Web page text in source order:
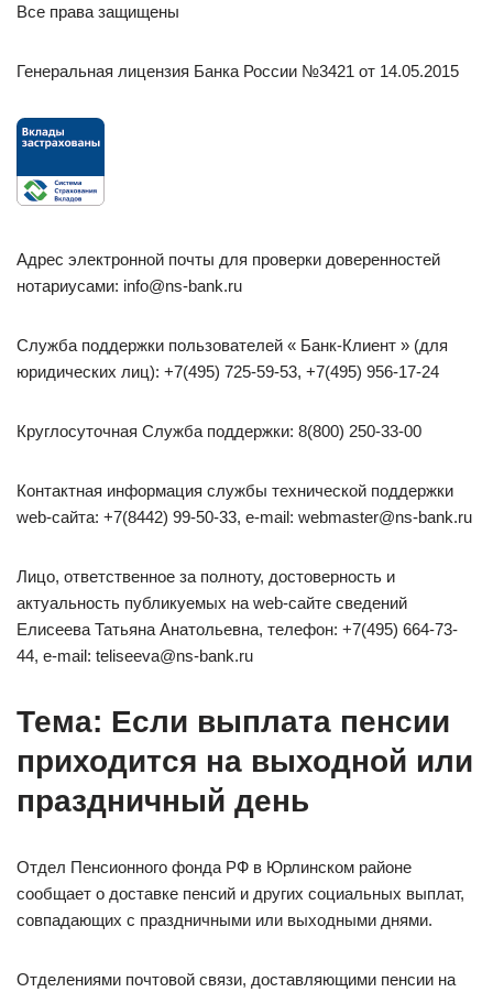
Все права защищены
Генеральная лицензия Банка России №3421 от 14.05.2015
Адрес электронной почты для проверки доверенностей
нотариусами: info@ns-bank.ru
Служба поддержки пользователей « Банк-Клиент » (для
юридических лиц): +7(495) 725-59-53, +7(495) 956-17-24
Круглосуточная Служба поддержки: 8(800) 250-33-00
Контактная информация службы технической поддержки
web-сайта: +7(8442) 99-50-33, e-mail: webmaster@ns-bank.ru
Лицо, ответственное за полноту, достоверность и
актуальность публикуемых на web-сайте сведений
Елисеева Татьяна Анатольевна, телефон: +7(495) 664-73-
44, e-mail: teliseeva@ns-bank.ru
Тема: Если выплата пенсии
приходится на выходной или
праздничный день
Отдел Пенсионного фонда РФ в Юрлинском районе
сообщает о доставке пенсий и других социальных выплат,
совпадающих с праздничными или выходными днями.
Отделениями почтовой связи, доставляющими пенсии на